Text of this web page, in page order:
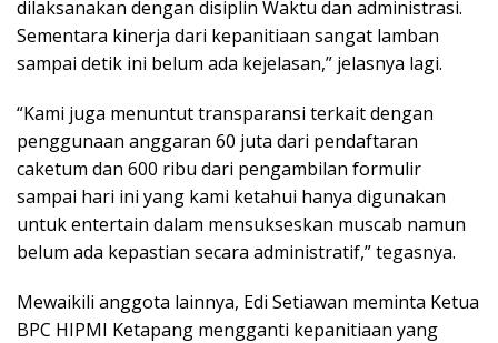
dilaksanakan dengan disiplin Waktu dan administrasi.
Sementara kinerja dari kepanitiaan sangat lamban
sampai detik ini belum ada kejelasan,” jelasnya lagi.
“Kami juga menuntut transparansi terkait dengan
penggunaan anggaran 60 juta dari pendaftaran
caketum dan 600 ribu dari pengambilan formulir
sampai hari ini yang kami ketahui hanya digunakan
untuk entertain dalam mensukseskan muscab namun
belum ada kepastian secara administratif,” tegasnya.
Mewaikili anggota lainnya, Edi Setiawan meminta Ketua
BPC HIPMI Ketapang mengganti kepanitiaan yang